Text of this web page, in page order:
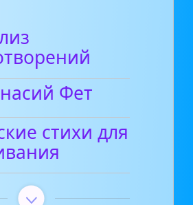
Фет
стихи для